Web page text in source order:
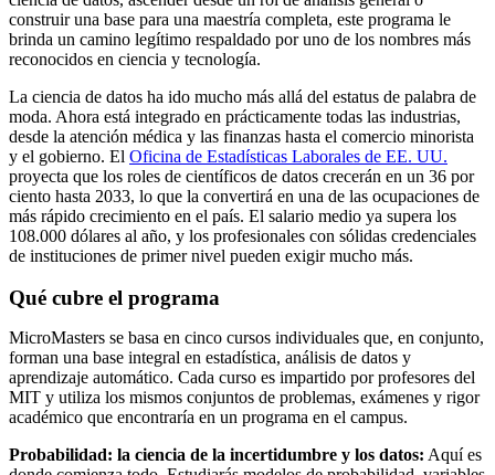
construir una base para una maestría completa, este programa le
brinda un camino legítimo respaldado por uno de los nombres más
reconocidos en ciencia y tecnología.
La ciencia de datos ha ido mucho más allá del estatus de palabra de
moda. Ahora está integrado en prácticamente todas las industrias,
desde la atención médica y las finanzas hasta el comercio minorista
y el gobierno. El Oficina de Estadísticas Laborales de EE. UU.
proyecta que los roles de científicos de datos crecerán en un 36 por
ciento hasta 2033, lo que la convertirá en una de las ocupaciones de
más rápido crecimiento en el país. El salario medio ya supera los
108.000 dólares al año, y los profesionales con sólidas credenciales
de instituciones de primer nivel pueden exigir mucho más.
Qué cubre el programa
MicroMasters se basa en cinco cursos individuales que, en conjunto,
forman una base integral en estadística, análisis de datos y
aprendizaje automático. Cada curso es impartido por profesores del
MIT y utiliza los mismos conjuntos de problemas, exámenes y rigor
académico que encontraría en un programa en el campus.
Probabilidad: la ciencia de la incertidumbre y los datos: Aquí es